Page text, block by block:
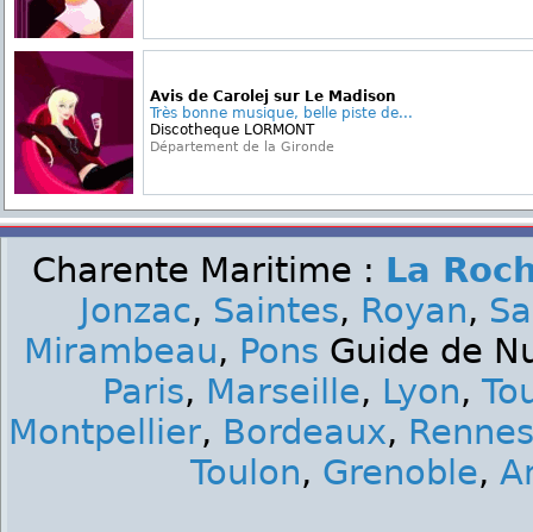
Avis de Carolej sur Le Madison
Très bonne musique, belle piste de...
Discotheque LORMONT
Département de la Gironde
Charente Maritime : La
Jonzac, Saintes, Royan,
Mirambeau, Pons Guide de
Paris, Marseille, Lyon,
Montpellier, Bordeaux, Rennes
Toulon, Grenoble,